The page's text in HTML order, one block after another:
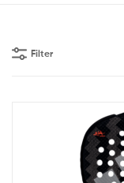
Filter